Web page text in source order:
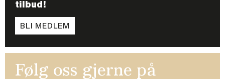
tilbud!
BLI MEDLEM
Følg oss gjerne på